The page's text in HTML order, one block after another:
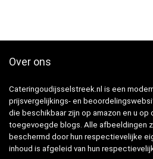
Over ons
Cateringoudijsselstreek.nl is een
prijsvergelijkings- en
die beschikbaar zijn op amazon en u
toegevoegde blogs. Alle afbeeldingen
beschermd door hun respectievelijke
inhoud is afgeleid van hun